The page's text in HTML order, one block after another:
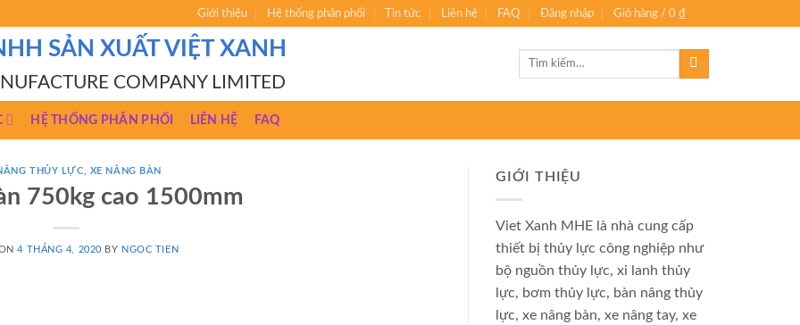
Giới thiệu Hệ thống phân phối Tin tức Liên hệ FAQ Đăng nhập Giỏ hàng / 0 ₫
SẢN XUẤT VIỆT XANH
COMPANY LIMITED
Tìm
HỆ THỐNG PHÂN PHỐI LIÊN HỆ FAQ
THỦY LỰC XE NÂNG BÀN
750kg cao 1500mm
4 THÁNG 4, 2020 BY NGOC TIEN
GIỚI THIỆU
Viet Xanh MHE là nhà cung cấp
thiết bị thủy lực công nghiệp như
bộ nguồn thủy lực, xi lanh thủy
lực, bơm thủy lực, bàn nâng thủy
lực, xe nâng bàn, xe nâng tay, xe